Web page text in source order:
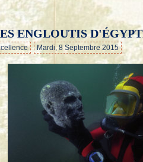
ENGLOUTIS
Mardi, 8 Septembre 2015